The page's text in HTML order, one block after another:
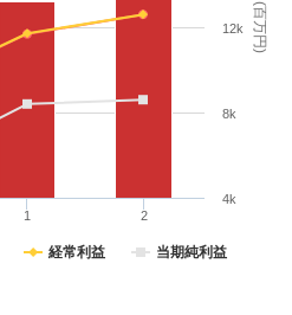
(百万円)
経常利益 当期純利益
1 2
4k
8k
12k